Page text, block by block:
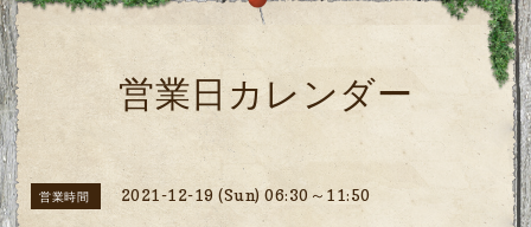
営業日カレンダー
営業時間 2021-12-19 (Sun) 06:30～11:50